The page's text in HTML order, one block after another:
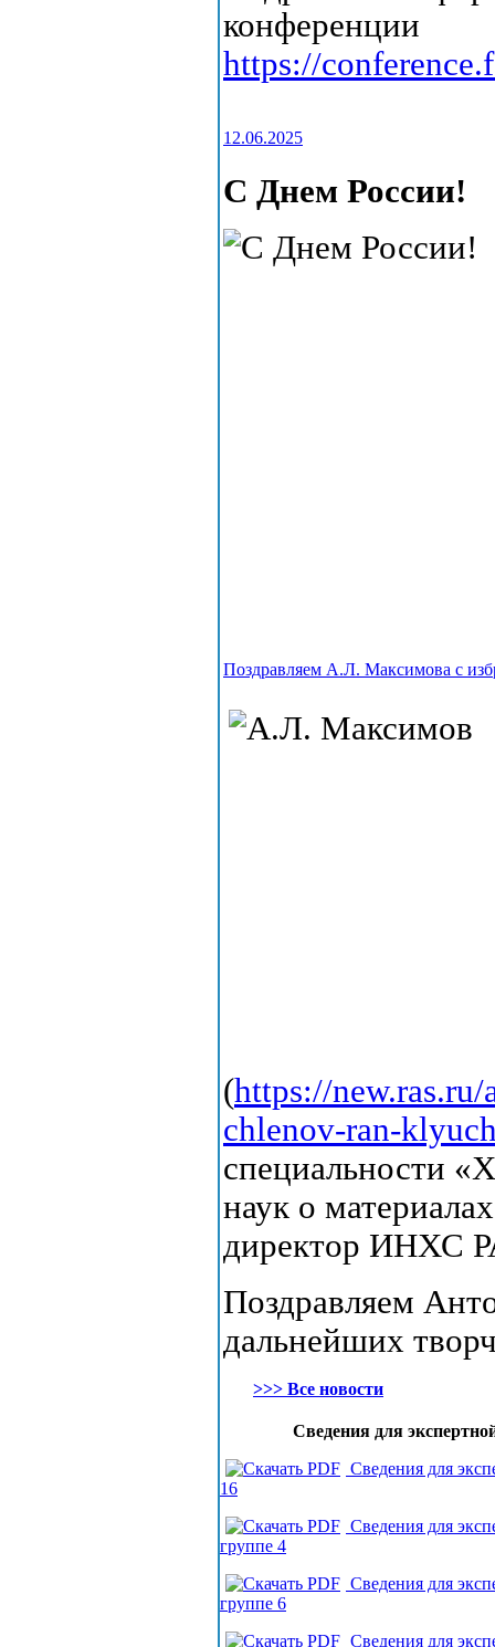
конференции
https://
12.06.2025
С Днем России!
Поздравляем А.Л. Максимова с
(https://
chlenov-ran-
специальности
наук о
директор ИНХС
Поздравляем
дальнейших
>>> Все новости
Сведения для
Сведения для
16
Сведения для
группе 4
Сведения для
группе 6
Сведения для